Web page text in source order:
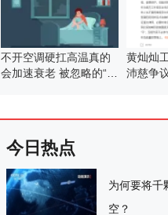
不开空调硬扛高温真的
会加速衰老 被忽略的“夜
黄灿灿
沛慈争
今日热点
为何要将千
空？